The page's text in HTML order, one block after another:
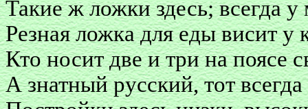
Такие ж ложки здесь; всегда
Резная ложка для еды висит у
Кто носит две и три на поясе
А знатный русский, тот